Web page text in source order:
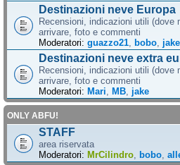
Destinazioni neve Europa
Recensioni, indicazioni utili (dove
arrivare, foto e commenti
Moderatori: guazzo21 bobo jake
Destinazioni neve extra
Recensioni, indicazioni utili (dove
arrivare, foto e commenti
Moderatori: Mari MB jake
ONLY ABFU!
STAFF
area riservata
Moderatori: MrCilindro bobo